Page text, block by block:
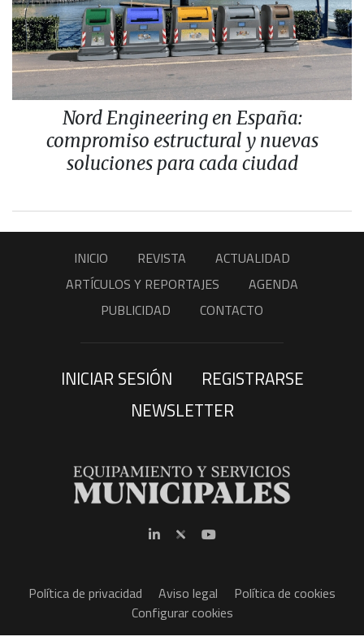
Nord Engineering en España:
compromiso estructural y nuevas
soluciones para cada ciudad
INICIO REVISTA
ACTUALIDAD
ARTÍCULOS Y REPORTAJES
AGENDA
PUBLICIDAD
CONTACTO
INICIAR SESIÓN
REGISTRARSE
NEWSLETTER
Política de privacidad Aviso legal
Política de cookies
Configurar cookies